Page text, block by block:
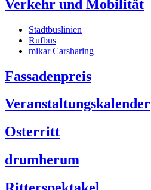
Verkehr und Mobilität
Stadtbuslinien
Rufbus
mikar Carsharing
Fassadenpreis
Veranstaltungskalender
Osterritt
drumherum